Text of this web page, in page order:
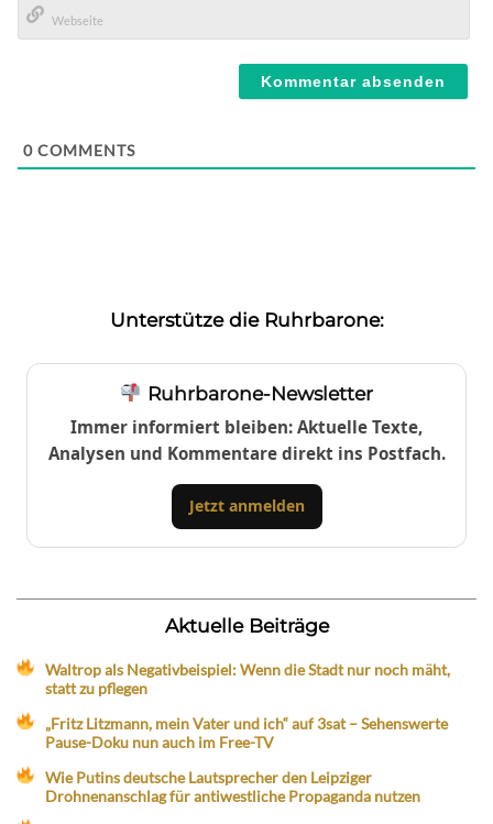
Mail*
0 COMMENTS
Unterstütze die Ruhrbarone:
Ruhrbarone-Newsletter
Immer informiert bleiben: Aktuelle Texte,
Analysen und Kommentare direkt ins Postfach.
Jetzt anmelden
Aktuelle Beiträge
Waltrop als Negativbeispiel: Wenn die Stadt nur noch mäht,
statt zu pflegen
„Fritz Litzmann, mein Vater und ich“ auf 3sat – Sehenswerte
Pause-Doku nun auch im Free-TV
Wie Putins deutsche Lautsprecher den Leipziger
Drohnenanschlag für antiwestliche Propaganda nutzen